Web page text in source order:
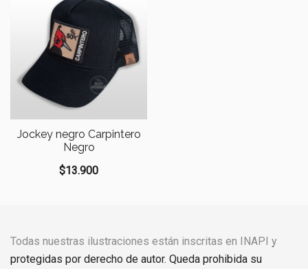
Jockey negro Carpintero
Negro
$13.900
Todas nuestras ilustraciones están inscritas en INAPI y
protegidas por derecho de autor. Queda prohibida su